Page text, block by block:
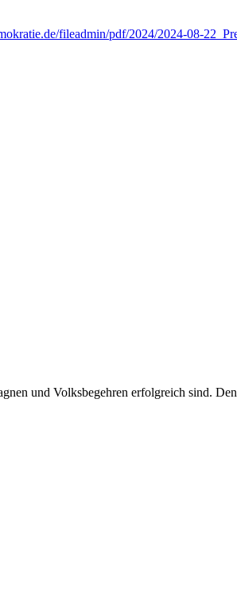
fileadmin/pdf/2024/2024-08-
und Volksbegehren erfolgreich sind.